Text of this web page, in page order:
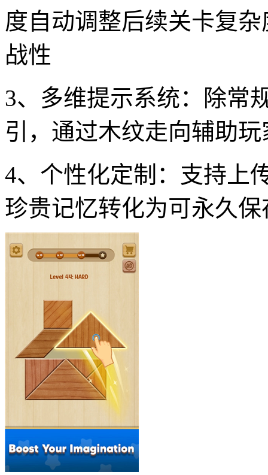
度自动调整后续关卡复
战性
3、多维提示系统：除常
引，通过木纹走向辅助
4、个性化定制：支持上
珍贵记忆转化为可永久